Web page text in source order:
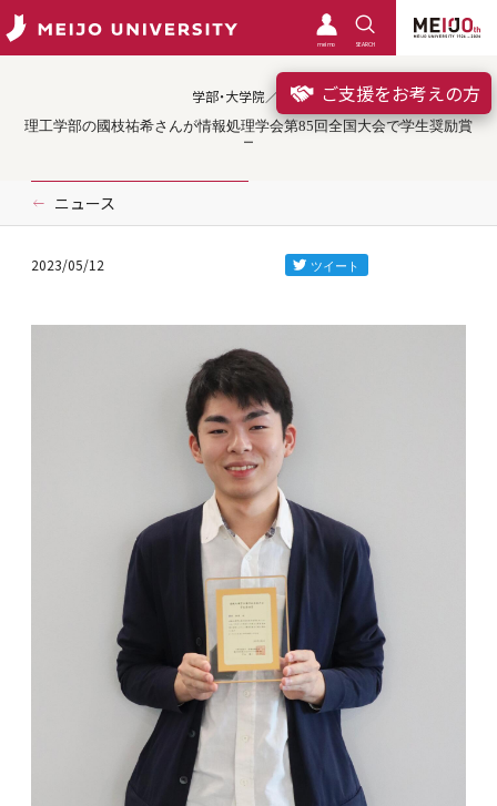
meimo SEARCH
ご支援をお考えの方
学部・大学院／受賞
理工学部の國枝祐希さんが情報処理学会第85回全国大会で学生奨励賞
ニュース
2023/05/12